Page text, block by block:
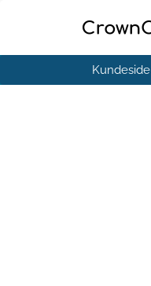
Kundeside